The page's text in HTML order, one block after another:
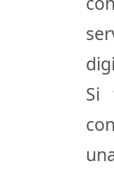
Si